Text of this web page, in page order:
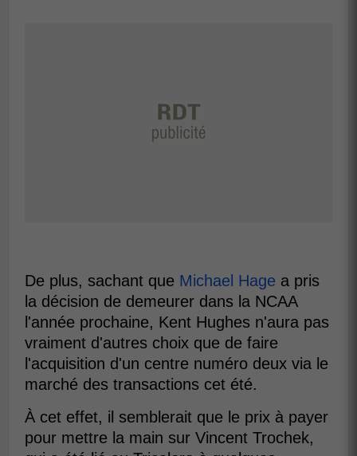
De plus, sachant que Michael Hage a pris
la décision de demeurer dans la NCAA
l'année prochaine, Kent Hughes n'aura pas
vraiment d'autres choix que de faire
l'acquisition d'un centre numéro deux via le
marché des transactions cet été.
À cet effet, il semblerait que le prix à payer
pour mettre la main sur Vincent Trochek,